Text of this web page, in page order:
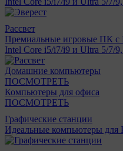
Рассвет
Премиальные игровые ПК с
Intel Core i5/i7/i9 и Ultra 5/7/
Домашние компьютеры
ПОСМОТРЕТЬ
Компьютеры для офиса
ПОСМОТРЕТЬ
Графические станции
Идеальные компьютеры для